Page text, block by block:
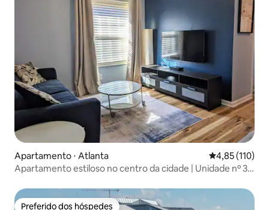
Apartamento ⋅ Atlanta 4,85 de uma
4,85 (110)
Apartamento estiloso no centro da cidade | Unidade nº 3 |
Preferido dos hóspedes